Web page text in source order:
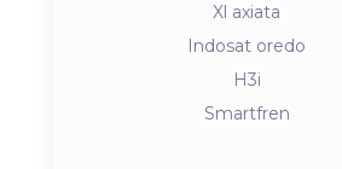
Xl axiata
Indosat oredo
H3i
Smartfren